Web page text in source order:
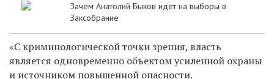
Зачем Анатолий Быков идет на выборы в
Заксобрание
«С криминологической точки зрения, власть
является одновременно объектом усиленной охраны
и источником повышенной опасности.